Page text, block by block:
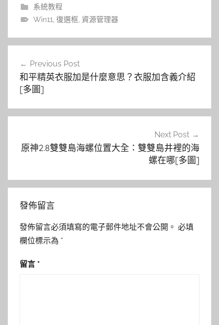
系統教程
Win11 復選框, 資源管理器
覽
Previous Post
和平精英衣服加是什麼意思？衣服加含義介紹
[多圖]
Next Post
原神2.8雙雙島海螺位置大全：雙雙島井裡的海
螺在哪[多圖]
發佈留言
發佈留言必須填寫的電子郵件地址不會公開。 必填
欄位標示為 *
留言 *